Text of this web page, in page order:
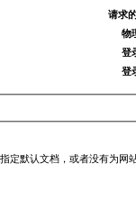
请求
物
登
登
定默认文档，或者没有为